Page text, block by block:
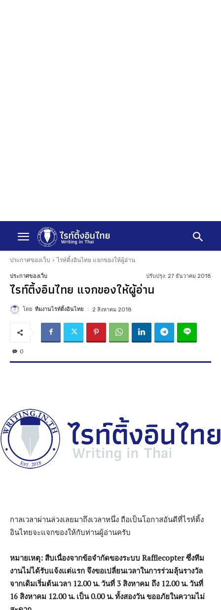
ประกาศของเว็บ ไรท์ติ้งอินไทย แจกของให้ผู้อ่าน
ประกาศของเว็บ ปรับปรุง: 27 ธันวาคม 2018
ไรท์ติ้งอินไทย แจกของให้ผู้อ่าน
โดย ทีมงานไรท์ติ้งอินไทย 2 สิงหาคม 2018
0
กาลเวลาผ่านล่วงเลยมาถึงเวลาหนึ่ง ถือเป็นโอกาสอันดีที่ไรท์ติ้ง
อินไทยจะแจกของให้กับท่านผู้อ่านครับ
หมายเหตุ: สืบเนื่องจากข้อจำกัดของระบบ Rafflecopter ซึ่งทีม
งานไม่ได้รับแจ้งแต่แรก จึงขอเปลี่ยนเวลาในการร่วมลุ้นรางวัล
จากเดิมเริ่มต้นเวลา 12.00 น. วันที่ 3 สิงหาคม ถึง 12.00 น. วันที่
16 สิงหาคม 12.00 น. เป็น 0.00 น. ทั้งสองวัน ขออภัยในความไม่